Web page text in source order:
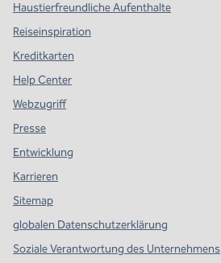
Haustierfreundliche Aufenthalte
Reiseinspiration
Kreditkarten
Help Center
Webzugriff
Presse
Entwicklung
Karrieren
Sitemap
globalen Datenschutzerklärung
Soziale Verantwortung des Unternehmens